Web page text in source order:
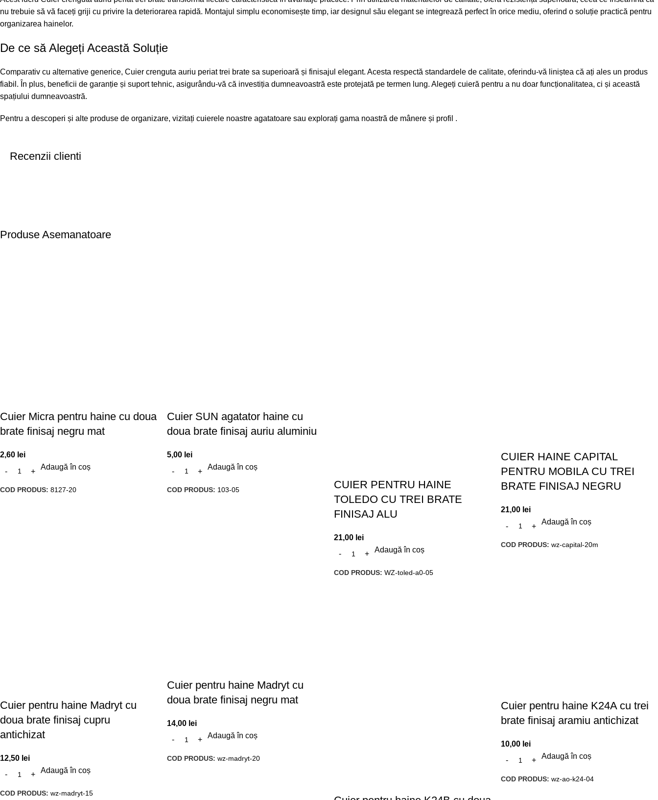
nu trebuie să vă faceți griji cu privire la deteriorarea rapidă. Montajul simplu economisește timp, iar designul său elegant se integrează perfect în orice mediu, oferind o soluție practică pentru
organizarea hainelor.
De ce să Alegeți Această Soluție
Comparativ cu alternative generice, Cuier crenguta auriu periat trei brate sa superioară și finisajul elegant. Acesta respectă standardele de calitate, oferindu-vă liniștea că ați ales un produs
fiabil. În plus, beneficii de garanție și suport tehnic, asigurându-vă că investiția dumneavoastră este protejată pe termen lung. Alegeți cuieră pentru a nu doar funcționalitatea, ci și această
spațiului dumneavoastră.
Pentru a descoperi și alte produse de organizare, vizitați cuierele noastre agatatoare sau explorați gama noastră de mânere și profil .
Recenzii clienti
Produse Asemanatoare
Cuier Micra pentru haine cu doua
brate finisaj negru mat
2,60 lei
Adaugă în coș
COD PRODUS: 8127-20
Cuier SUN agatator haine cu
doua brate finisaj auriu aluminiu
5,00 lei
Adaugă în coș
COD PRODUS: 103-05
CUIER PENTRU HAINE
TOLEDO CU TREI BRATE
FINISAJ ALU
21,00 lei
Adaugă în coș
COD PRODUS: WZ-toled-a0-05
CUIER HAINE CAPITAL
PENTRU MOBILA CU TREI
BRATE FINISAJ NEGRU
21,00 lei
Adaugă în coș
COD PRODUS: wz-capital-20m
Cuier pentru haine Madryt cu
doua brate finisaj cupru
antichizat
12,50 lei
Adaugă în coș
COD PRODUS: wz-madryt-15
Cuier pentru haine Madryt cu
doua brate finisaj negru mat
14,00 lei
Adaugă în coș
COD PRODUS: wz-madryt-20
Cuier pentru haine K24A cu trei
brate finisaj aramiu antichizat
10,00 lei
Adaugă în coș
COD PRODUS: wz-ao-k24-04